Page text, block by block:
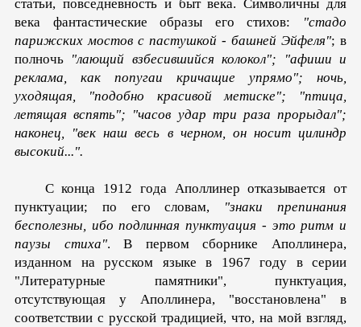
статьи, повседневность и быт века. Символичны для
века фантастические образы его стихов: "стадо
парижских мостов с пастушкой - башней Эйфеля"; в
полночь "лающий взбесившийся колокол"; "афиши и
реклама, как попугаи кричащие упрямо"; ночь,
уходящая, "подобно красивой метиске"; "птица,
летящая вспять"; "часов удар три раза прорыдал";
наконец, "век наш весь в черном, он носит цилиндр
высокий...".
С конца 1912 года Аполлинер отказывается от
пунктуации; по его словам, "знаки препинания
бесполезны, ибо подлинная пунктуация - это ритм и
паузы стиха". В первом сборнике Аполлинера,
изданном на русском языке в 1967 году в серии
"Литературные памятники", пунктуация,
отсутствующая у Аполлинера, "восстановлена" в
соответствии с русской традицией, что, на мой взгляд,